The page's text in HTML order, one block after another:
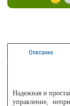
Описание
Надежная и
управление,